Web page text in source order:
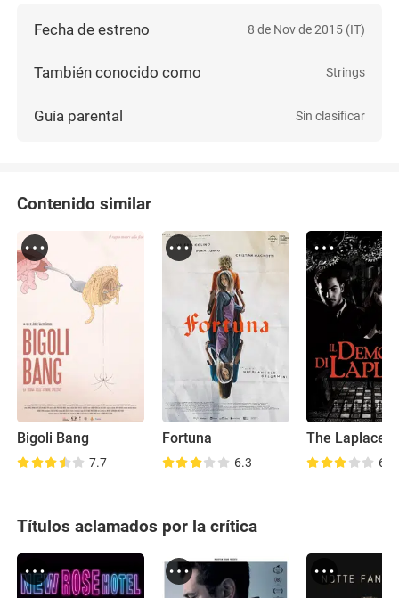
Fecha de estreno 8 de Nov de 2015 (IT)
También conocido como Strings
Guía parental Sin clasificar
Contenido similar
Bigoli Bang
7.7
Fortuna
6.3 6.5
Títulos aclamados por la crítica